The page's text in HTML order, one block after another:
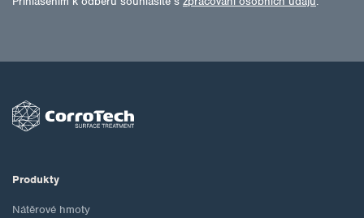
Produkty
Nátěrové hmoty